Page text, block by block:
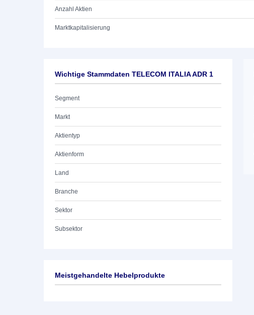
Anzahl Aktien
Marktkapitalisierung
Wichtige Stammdaten TELECOM ITALIA ADR 1
Segment
Markt
Aktientyp
Aktienform
Land
Branche
Sektor
Subsektor
Meistgehandelte Hebelprodukte